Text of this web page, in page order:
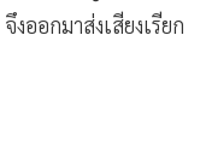
จึงออกมาส่งเสียงเรียก